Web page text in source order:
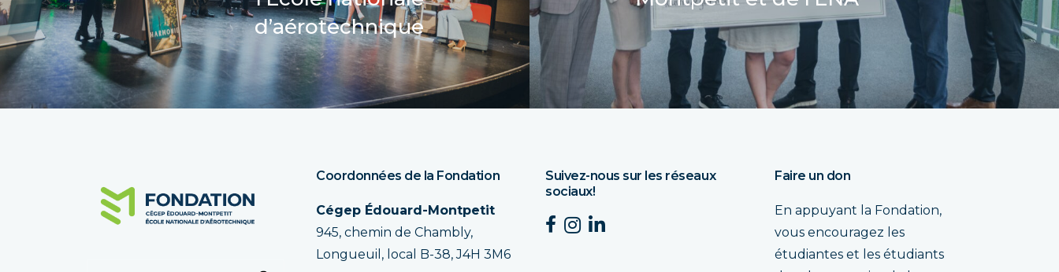
d’aérotechnique
Coordonnées de la Fondation
Cégep Édouard-Montpetit
945, chemin de Chambly,
Longueuil, local B-38, J4H 3M6
Suivez-nous sur les réseaux
sociaux!
Faire un don
En appuyant la Fondation,
vous encouragez les
étudiantes et les étudiants